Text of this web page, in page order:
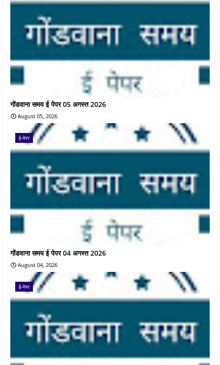
गोंडवाना समय ई पेपर 05 अगस्त 2026
August 05, 2026
ई-पेपर
गोंडवाना समय ई पेपर 04 अगस्त 2026
August 04, 2026
ई-पेपर